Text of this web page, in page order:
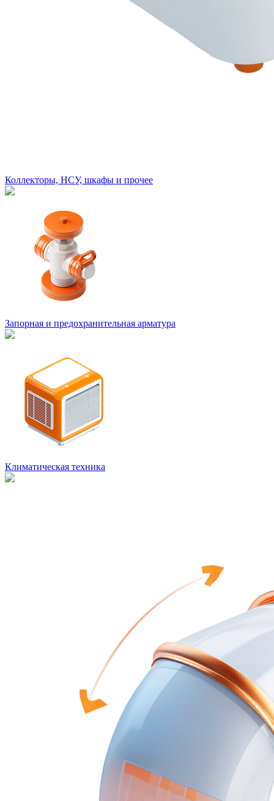
Коллекторы, НСУ, шкафы и прочее
Запорная и предохранительная арматура
Климатическая техника